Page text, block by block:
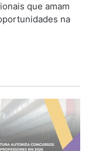
que amam
na